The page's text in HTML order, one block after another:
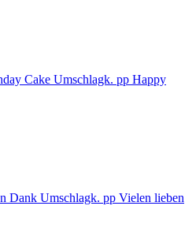
Umschlagk. pp Happy
Umschlagk. pp Vielen lieben